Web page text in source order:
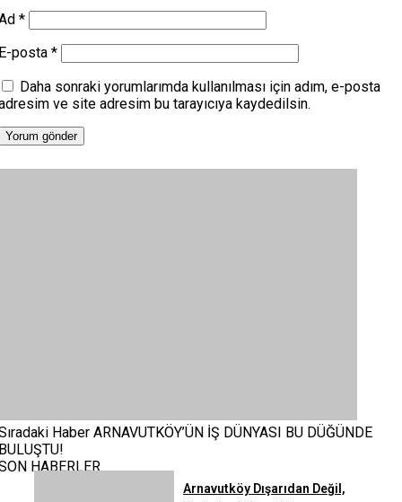
*
posta *
Daha sonraki yorumlarımda kullanılması için adım, e-posta
ve site adresim bu tarayıcıya kaydedilsin.
Haber ARNAVUTKÖY’ÜN İŞ DÜNYASI BU DÜĞÜNDE
HABERLER
Arnavutköy Dışarıdan Değil,